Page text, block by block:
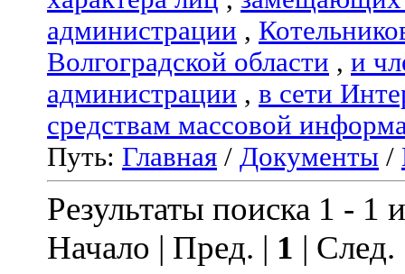
администрации ,
Волгоградской области , и
администрации , в сети
средствам массовой
Путь: Главная / Документы /
Результаты поиска 1 - 1
Начало | Пред. | 1 |